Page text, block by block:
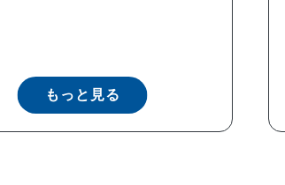
もっと見る